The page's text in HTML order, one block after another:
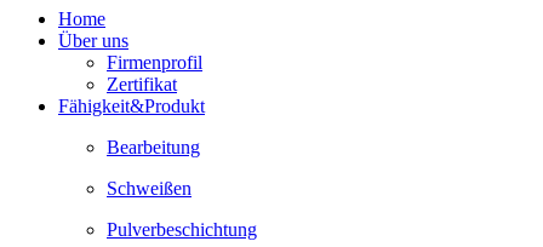
Home
Über uns
Firmenprofil
Zertifikat
Fähigkeit&Produkt
Bearbeitung
Schweißen
Pulverbeschichtung